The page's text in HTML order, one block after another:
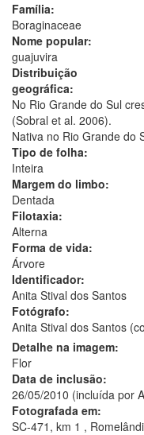
Família:
Boraginaceae
Nome popular:
guajuvira
Distribuição
geográfica:
No Rio Grande do Sul
(Sobral et al. 2006).
Nativa no Rio Grande do
Tipo de folha:
Inteira
Margem do limbo:
Dentada
Filotaxia:
Alterna
Forma de vida:
Árvore
Identificador:
Anita Stival dos Santos
Fotógrafo:
Anita Stival dos Santos
Detalhe na imagem:
Flor
Data de inclusão:
26/05/2010 (incluída por
Fotografada em:
SC-471, km 1 ,